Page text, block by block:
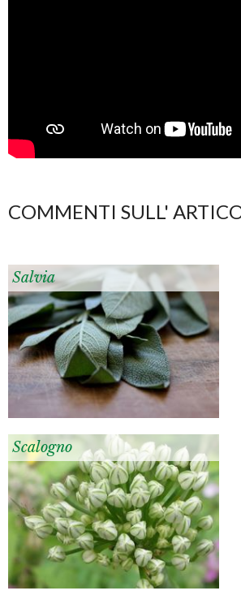
COMMENTI SULL'
Salvia
Scalogno